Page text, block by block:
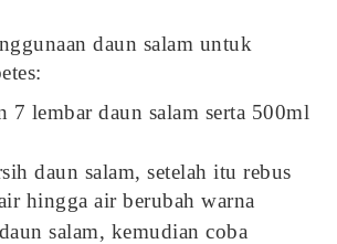
daun salam untuk
7 lembar daun salam serta 500ml
daun salam, setelah itu rebus
hingga air berubah warna
salam, kemudian coba